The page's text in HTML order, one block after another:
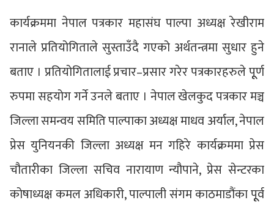
कार्यक्रममा नेपाल पत्रकार महासंघ पाल्पा अध्यक्ष रेखीराम
रानाले प्रतियोगिताले सुस्ताउँदै गएको अर्थतन्त्रमा सुधार हुने
बताए । प्रतियोगितालाई प्रचार–प्रसार गरेर पत्रकारहरुले पूूर्ण
रुपमा सहयोग गर्ने उनले बताए । नेपाल खेलकुद पत्रकार मञ्च
जिल्ला समन्वय समिति पाल्पाका अध्यक्ष माधव अर्याल, नेपाल
प्रेस युनियनकी जिल्ला अध्यक्ष मन गहिरे कार्यक्रममा प्रेस
चौतारीका जिल्ला सचिव नारायाण न्यौपाने, प्रेस सेन्टरका
कोषाध्यक्ष कमल अधिकारी, पाल्पाली संगम काठमाडौंका पूूर्व